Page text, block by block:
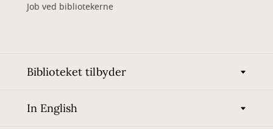
Job ved bibliotekerne
Biblioteket tilbyder
In English